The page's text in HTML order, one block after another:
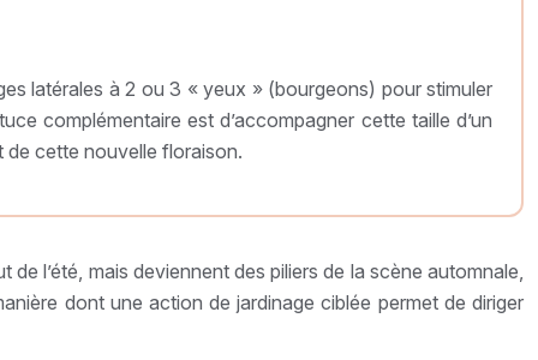
latérales à 2 ou 3 « yeux » (bourgeons) pour stimuler
complémentaire est d’accompagner cette taille d’un
de cette nouvelle floraison.
l’été, mais deviennent des piliers de la scène automnale,
dont une action de jardinage ciblée permet de diriger